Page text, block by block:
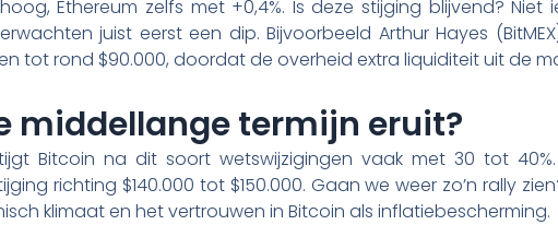
Ethereum zelfs met +0,4%. Is deze stijging blijvend? Niet
juist eerst een dip. Bijvoorbeeld Arthur Hayes
tot rond $90.000, doordat de overheid extra liquiditeit uit de
middellange termijn eruit?
Bitcoin na dit soort wetswijzigingen vaak met 30 tot
richting $140.000 tot $150.000. Gaan we weer zo’n rally
klimaat en het vertrouwen in Bitcoin als inflatiebescherming.